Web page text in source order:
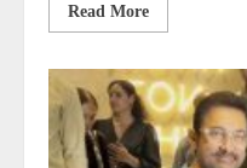
Read More